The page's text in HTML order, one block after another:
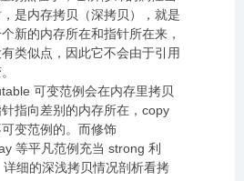
是内存拷贝（深拷贝），就是
新的内存所在和指针所在来，
类似点，因此它不会由于引用
可变范例会在内存里拷贝
指向差别的内存所在，copy
变范例的。而修饰
等平凡范例充当 strong 利
详细的深浅拷贝情况剖析看拷